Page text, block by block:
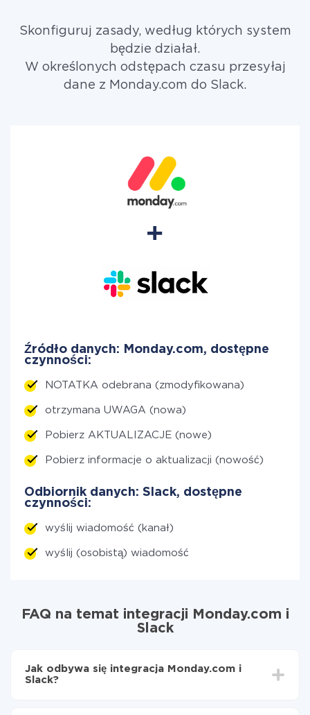
Skonfiguruj zasady, według których system
będzie działał.
W określonych odstępach czasu przesyłaj
dane z Monday.com do Slack.
Źródło danych: Monday.com, dostępne
czynności:
NOTATKA odebrana (zmodyfikowana)
otrzymana UWAGA (nowa)
Pobierz AKTUALIZACJE (nowe)
Pobierz informacje o aktualizacji (nowość)
Odbiornik danych: Slack, dostępne
czynności:
wyślij wiadomość (kanał)
wyślij (osobistą) wiadomość
FAQ na temat integracji Monday.com i
Slack
Jak odbywa się integracja Monday.com i
Slack?